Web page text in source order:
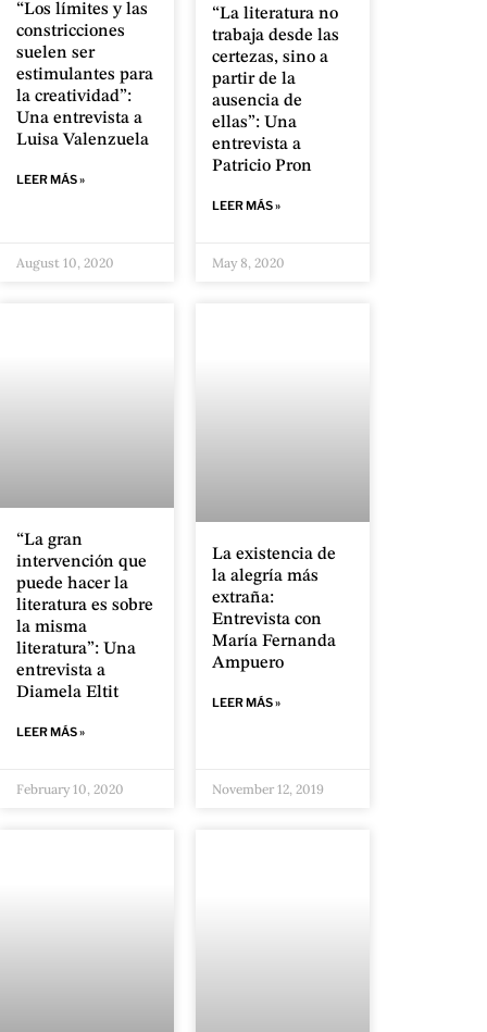
“Los límites y las
constricciones
suelen ser
estimulantes para
la creatividad”:
Una entrevista a
Luisa Valenzuela
LEER MÁS »
August 10, 2020
“La literatura no
trabaja desde las
certezas, sino a
partir de la
ausencia de
ellas”: Una
entrevista a
Patricio Pron
LEER MÁS »
May 8, 2020
“La gran
intervención que
puede hacer la
literatura es sobre
la misma
literatura”: Una
entrevista a
Diamela Eltit
LEER MÁS »
February 10, 2020
La existencia de
la alegría más
extraña:
Entrevista con
María Fernanda
Ampuero
LEER MÁS »
November 12, 2019